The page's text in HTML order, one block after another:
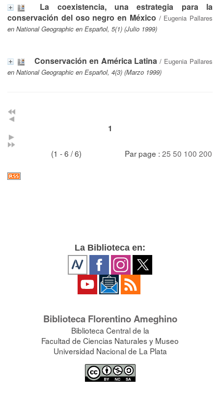
La coexistencia, una estrategia para la
conservación del oso negro en México / Eugenia Pallares
en National Geographic en Español, 5(1) (Julio 1999)
Conservación en América Latina / Eugenia Pallares
en National Geographic en Español, 4(3) (Marzo 1999)
1
(1 - 6 / 6) Par page : 25 50 100 200
La Biblioteca en:
Biblioteca Florentino Ameghino
Biblioteca Central de la
Facultad de Ciencias Naturales y Museo
Universidad Nacional de La Plata